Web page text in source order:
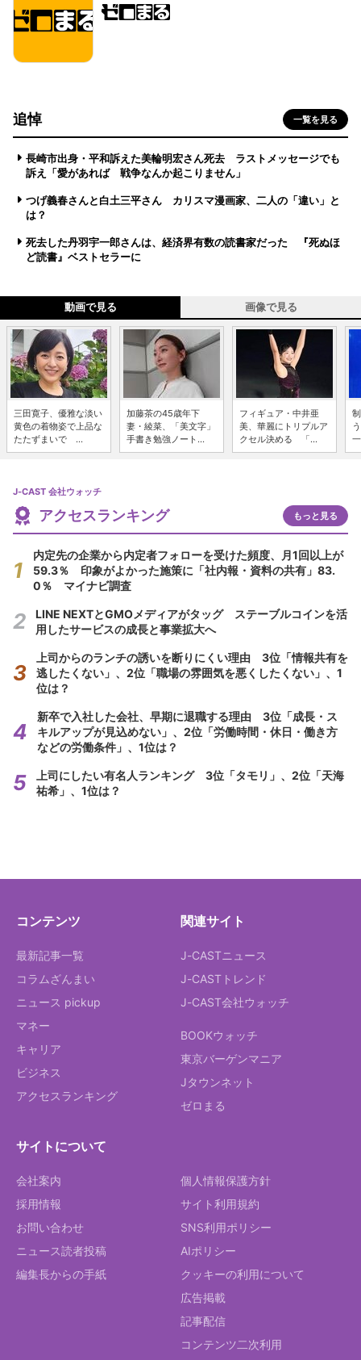
追悼 一覧を見る
長崎市出身・平和訴えた美輪明宏さん死去 ラストメッセージでも
訴え「愛があれば 戦争なんか起こりません」
つげ義春さんと白土三平さん カリスマ漫画家、二人の「違い」と
は？
死去した丹羽宇一郎さんは、経済界有数の読書家だった 『死ぬほ
ど読書』ベストセラーに
動画で見る 画像で見る
三田寛子、優雅な淡い
黄色の着物姿で上品な
たたずまいで ...
加藤茶の45歳年下
妻・綾菜、「美文字」
手書き勉強ノート...
フィギュア・中井亜
美、華麗にトリプルア
クセル決める 「...
J-CAST 会社ウォッチ
アクセスランキング もっと見る
内定先の企業から内定者フォローを受けた頻度、月1回以上が
59.3％ 印象がよかった施策に「社内報・資料の共有」83.
0％ マイナビ調査
LINE NEXTとGMOメディアがタッグ ステーブルコインを活
用したサービスの成長と事業拡大へ
上司からのランチの誘いを断りにくい理由 3位「情報共有を
逃したくない」、2位「職場の雰囲気を悪くしたくない」、1
位は？
新卒で入社した会社、早期に退職する理由 3位「成長・ス
キルアップが見込めない」、2位「労働時間・休日・働き方
などの労働条件」、1位は？
上司にしたい有名人ランキング 3位「タモリ」、2位「天海
祐希」、1位は？
コンテンツ
最新記事一覧
コラムざんまい
ニュース pickup
マネー
キャリア
ビジネス
アクセスランキング
関連サイト
J-CASTニュース
J-CASTトレンド
J-CAST会社ウォッチ
BOOKウォッチ
東京バーゲンマニア
Jタウンネット
ゼロまる
サイトについて
会社案内
採用情報
お問い合わせ
ニュース読者投稿
編集長からの手紙
個人情報保護方針
サイト利用規約
SNS利用ポリシー
AIポリシー
クッキーの利用について
広告掲載
記事配信
コンテンツ二次利用